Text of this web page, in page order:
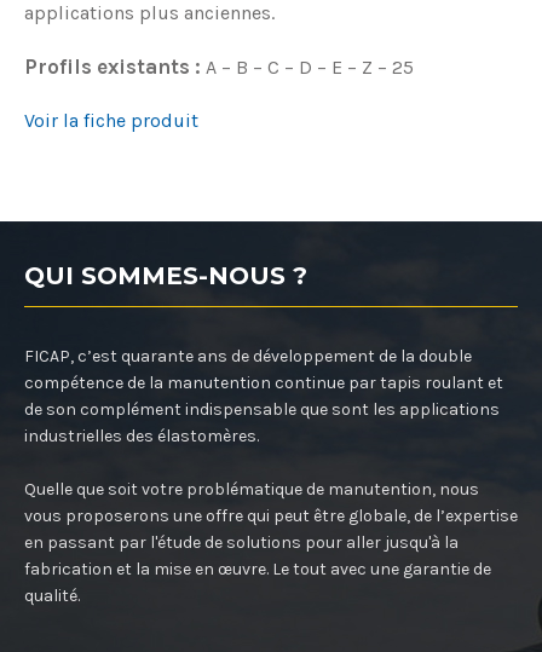
applications plus anciennes.
Profils existants : A – B – C – D – E – Z – 25
Voir la fiche produit
QUI SOMMES-NOUS ?
FICAP, c’est quarante ans de développement de la double
compétence de la manutention continue par tapis roulant et
de son complément indispensable que sont les applications
industrielles des élastomères.
Quelle que soit votre problématique de manutention, nous
vous proposerons une offre qui peut être globale, de l’expertise
en passant par l'étude de solutions pour aller jusqu'à la
fabrication et la mise en œuvre. Le tout avec une garantie de
qualité.